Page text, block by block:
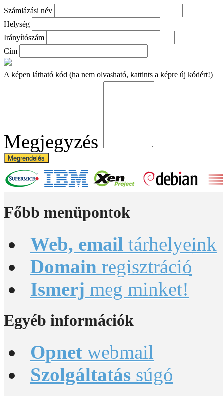
Számlázási név
Helység
Irányítószám
Cím
A képen látható kód (ha nem olvasható, kattints a képre új kódért!)
Megjegyzés
Megrendelés
Főbb menüpontok
Web, email tárhelyeink
Domain regisztráció
Ismerj meg minket!
Egyéb információk
Opnet webmail
Szolgáltatás súgó